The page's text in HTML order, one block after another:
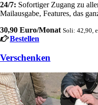
24/7: Sofortiger Zugang zu
Mailausgabe, Features, das
30,90 Euro/Monat Soli: 42,90,
Bestellen
Verschenken